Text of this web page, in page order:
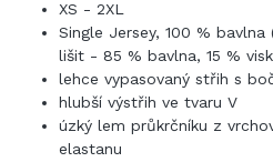
XS - 2XL
Single Jersey, 100 %
lišit - 85 % bavlna, 15 %
lehce vypasovaný střih s
hlubší výstřih ve tvaru V
úzký lem průkrčníku z
elastanu